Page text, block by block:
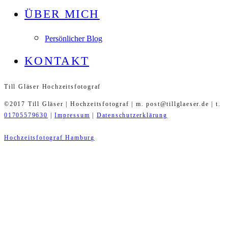
ÜBER MICH
Persönlicher Blog
KONTAKT
Till Gläser Hochzeitsfotograf
©2017 Till Gläser | Hochzeitsfotograf | m. post@tillglaeser.de | t.
01705579630
|Impressum Datenschutzerklärung
Hochzeitsfotograf Hamburg